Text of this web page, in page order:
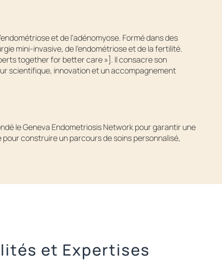
et de l’adénomyose. Formé dans des
mini-invasive, de l’endométriose et de la fertilité.
together for better care »]. Il consacre son
scientifique, innovation et un accompagnement
le Geneva Endometriosis Network pour garantir une
construire un parcours de soins personnalisé,
et Expertises